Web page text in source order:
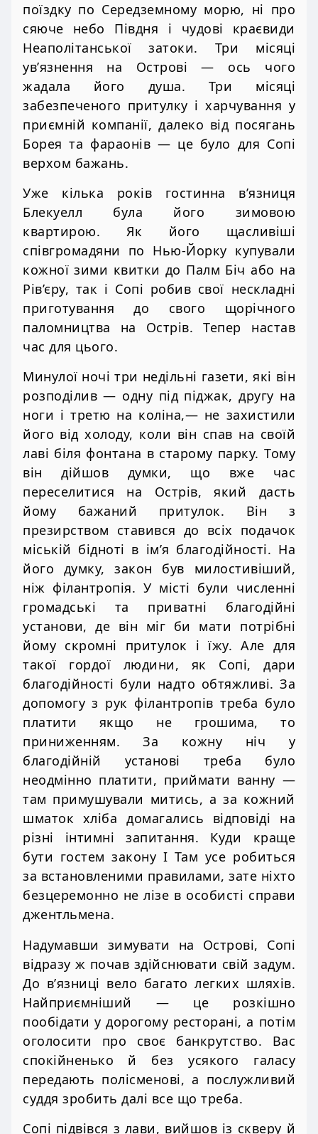
поїздку по Середземному морю, ні про
сяюче небо Півдня і чудові краєвиди
Неаполітанської затоки. Три місяці
ув’язнення на Острові — ось чого
жадала його душа. Три місяці
забезпеченого притулку і харчування у
приємній компанії, далеко від посягань
Борея та фараонів — це було для Сопі
верхом бажань.
Уже кілька років гостинна в’язниця
Блекуелл була його зимовою
квартирою. Як його щасливіші
співгромадяни по Нью-Йорку купували
кожної зими квитки до Палм Біч або на
Рів’єру, так і Сопі робив свої нескладні
приготування до свого щорічного
паломництва на Острів. Тепер настав
час для цього.
Минулої ночі три недільні газети, які він
розподілив — одну під піджак, другу на
ноги і третю на коліна,— не захистили
його від холоду, коли він спав на своїй
лаві біля фонтана в старому парку. Тому
він дійшов думки, що вже час
переселитися на Острів, який дасть
йому бажаний притулок. Він з
презирством ставився до всіх подачок
міській бідноті в ім’я благодійності. На
його думку, закон був милостивіший,
ніж філантропія. У місті були численні
громадські та приватні благодійні
установи, де він міг би мати потрібні
йому скромні притулок і їжу. Але для
такої гордої людини, як Сопі, дари
благодійності були надто обтяжливі. За
допомогу з рук філантропів треба було
платити якщо не грошима, то
приниженням. За кожну ніч у
благодійній установі треба було
неодмінно платити, приймати ванну —
там примушували митись, а за кожний
шматок хліба домагались відповіді на
різні інтимні запитання. Куди краще
бути гостем закону І Там усе робиться
за встановленими правилами, зате ніхто
безцеремонно не лізе в особисті справи
джентльмена.
Надумавши зимувати на Острові, Сопі
відразу ж почав здійснювати свій задум.
До в’язниці вело багато легких шляхів.
Найприємніший — це розкішно
пообідати у дорогому ресторані, а потім
оголосити про своє банкрутство. Вас
спокійненько й без усякого галасу
передають полісменові, а послужливий
суддя зробить далі все що треба.
Сопі підвівся з лави, вийшов із скверу й